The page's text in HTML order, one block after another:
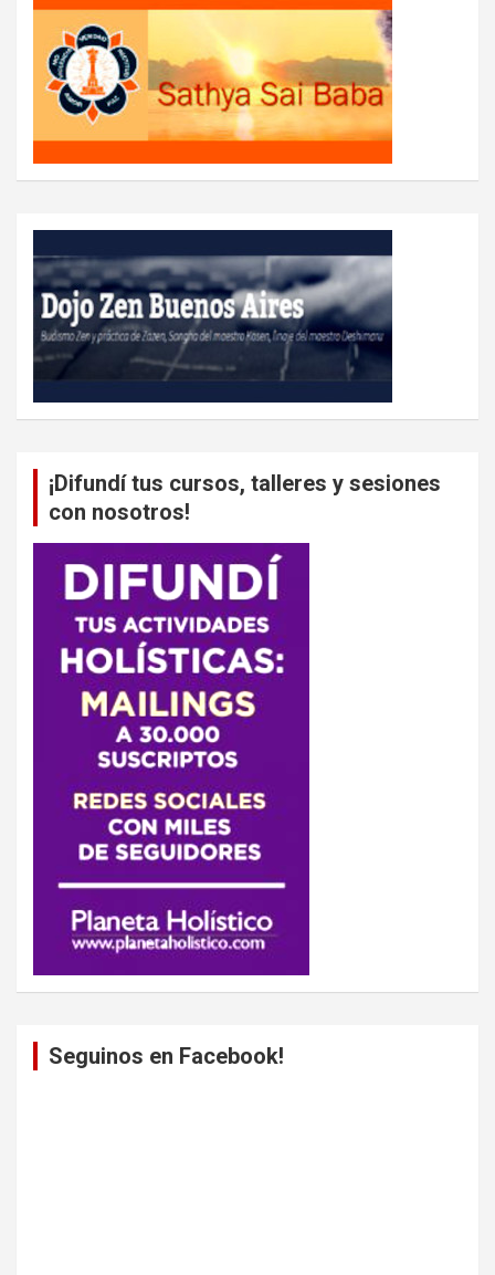
¡Difundí tus cursos, talleres y sesiones
con nosotros!
Seguinos en Facebook!